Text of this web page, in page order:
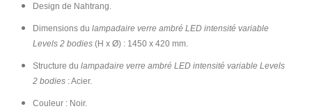
Design de Nahtrang.
Dimensions du lampadaire verre ambré LED intensité variable
Levels 2 bodies (H x Ø) : 1450 x 420 mm.
Structure du lampadaire verre ambré LED intensité variable Levels
2 bodies : Acier.
Couleur : Noir.